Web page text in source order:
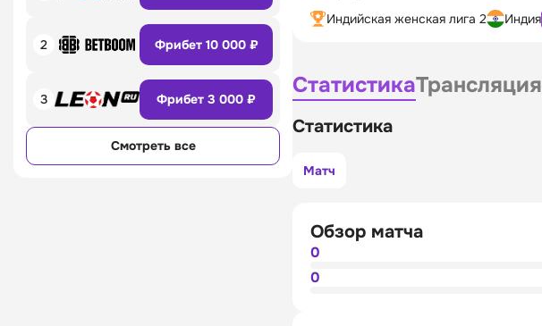
2 Фрибет 10 000 ₽
3 Фрибет 3 000 ₽
Смотреть все
Индийская женская лига 2 Индия
СтатистикаТрансляция
Статистика
Матч
Обзор матча
0
0